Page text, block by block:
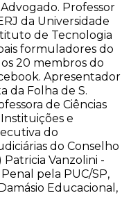
Professor
da Universidade
de Tecnologia
formuladores do
20 membros do
Apresentador
da Folha de S.
de Ciências
Instituições e
do
do Conselho
Patricia Vanzolini -
pela PUC/SP,
Educacional,